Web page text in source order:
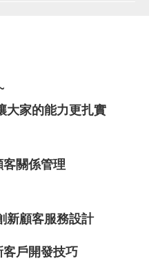
大家的能力更扎實
顧客關係管理
客服務設計
新客戶開發技巧